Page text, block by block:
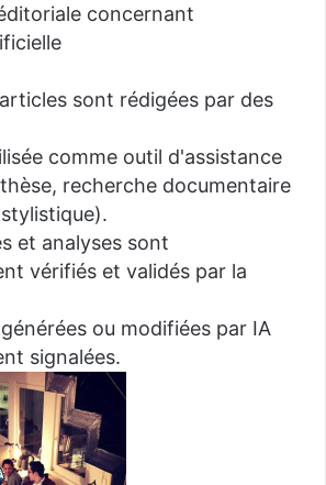
concernant
sont rédigées par des
comme outil d'assistance
recherche documentaire
et analyses sont
vérifiés et validés par la
ou modifiées par IA
signalées.